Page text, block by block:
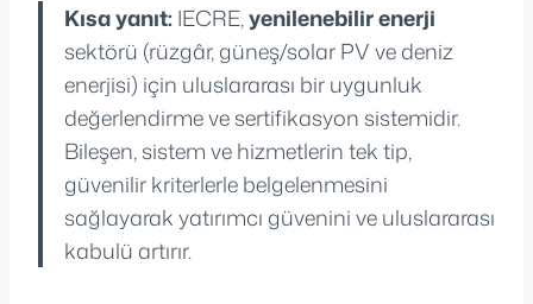
Kısa yanıt:IECRE,yenilenebilir enerji
sektörü (rüzgâr, güneş/solar PV ve deniz
enerjisi) için uluslararası bir uygunluk
değerlendirme ve sertifikasyon sistemidir.
Bileşen, sistem ve hizmetlerin tek tip,
güvenilir kriterlerle belgelenmesini
sağlayarak yatırımcı güvenini ve uluslararası
kabulü artırır.